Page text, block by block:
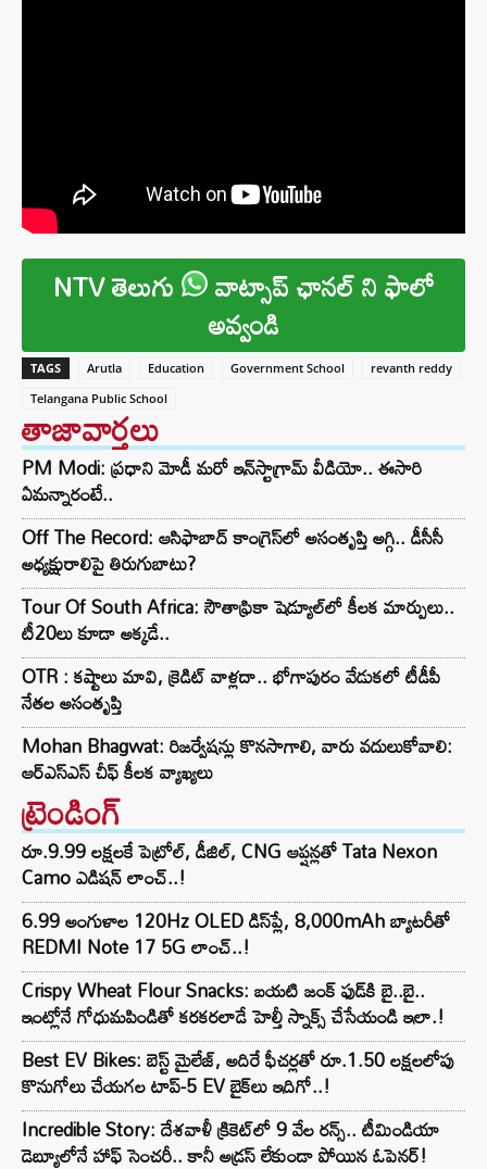
NTV తెలుగు వాట్సాప్ ఛానల్ ని ఫాలో
అవ్వండి
TAGS Arutla Education Government School
revanth reddy
Telangana Public School
తాజావార్తలు
PM Modi: ప్రధాని మోడీ మరో ఇన్‌స్టాగ్రామ్ వీడియో.. ఈసారి
ఏమన్నారంటే..
Off The Record: ఆసిఫాబాద్ కాంగ్రెస్‌లో అసంతృప్తి అగ్గి.. డీసీసీ
అధ్యక్షురాలిపై తిరుగుబాటు?
Tour Of South Africa: సౌతాఫ్రికా షెడ్యూల్‌లో కీలక మార్పులు..
టీ20లు కూడా అక్కడే..
OTR : కష్టాలు మావి, క్రెడిట్ వాళ్లదా.. భోగాపురం వేడుకలో టీడీపీ
నేతల అసంతృప్తి
Mohan Bhagwat: రిజర్వేషన్లు కొనసాగాలి, వారు వదులుకోవాలి:
ఆర్ఎస్ఎస్ చీఫ్ కీలక వ్యాఖ్యలు
ట్రెండింగ్‌
రూ.9.99 లక్షలకే పెట్రోల్, డీజిల్, CNG ఆప్షన్లతో Tata Nexon
Camo ఎడిషన్ లాంచ్..!
6.99 అంగుళాల 120Hz OLED డిస్‌ప్లే, 8,000mAh బ్యాటరీతో
REDMI Note 17 5G లాంచ్..!
Crispy Wheat Flour Snacks: బయటి జంక్ ఫుడ్‌కి బై..బై..
ఇంట్లోనే గోధుమపిండితో కరకరలాడే హెల్తీ స్నాక్స్ చేసేయండి ఇలా.!
Best EV Bikes: బెస్ట్ మైలేజ్, అదిరే ఫీచర్లతో రూ.1.50 లక్షలలోపు
కొనుగోలు చేయగల టాప్-5 EV బైక్‌లు ఇదిగో..!
Incredible Story: దేశవాళీ క్రికెట్‌లో 9 వేల రన్స్.. టీమిండియా
డెబ్యూలోనే హాఫ్ సెంచరీ.. కానీ అడ్రస్ లేకుండా పోయిన ఓపెనర్!